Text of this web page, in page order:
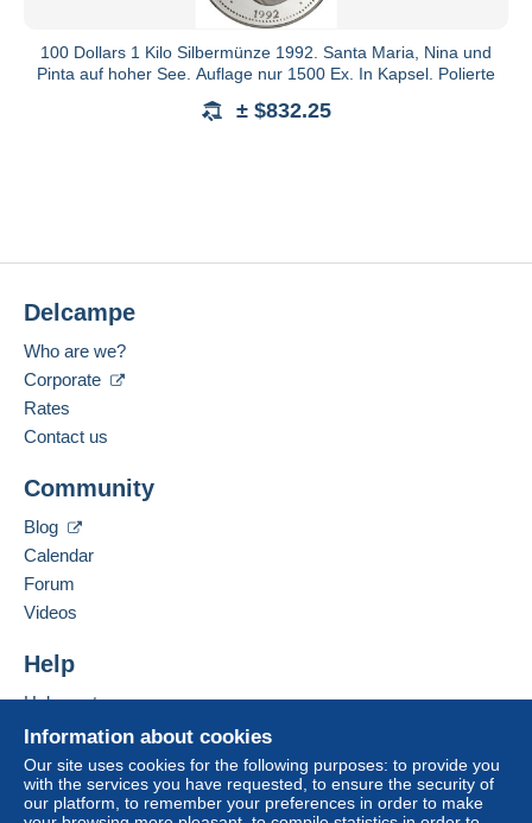
100 Dollars 1 Kilo Silbermünze 1992. Santa Maria, Nina und
Pinta auf hoher See. Auflage nur 1500 Ex. In Kapsel. Polierte
± $832.25
Information about cookies
Our site uses cookies for the following purposes: to provide you
with the services you have requested, to ensure the security of
our platform, to remember your preferences in order to make
Delcampe
Who are we?
Corporate
Rates
Contact us
Community
Blog
Calendar
Forum
Videos
Help
Help center
Buying on Delcampe
Selling on Delcampe
A secure website